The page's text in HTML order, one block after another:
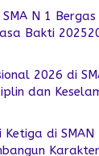
N 1
Bakti
2026 di
dan
Ketiga di SMAN